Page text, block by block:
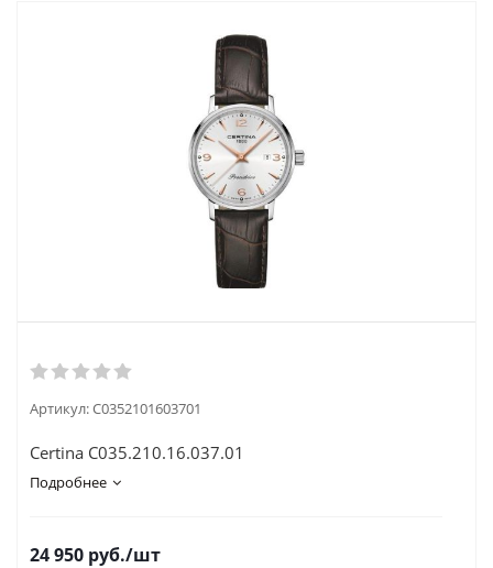
Артикул:C0352101603701
Certina C035.210.16.037.01
Подробнее
24 950 руб./шт